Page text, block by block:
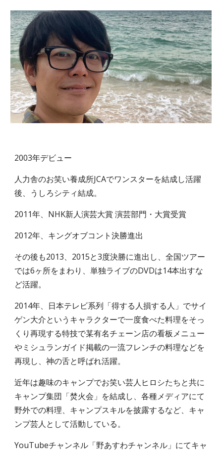
2003年デビュー
人力舎のお笑い養成所JCAでワンスターを結成し活躍
後、うしろシティ結成。
2011年、NHK新人演芸大賞 演芸部門・大賞受賞
2012年、キングオブコント決勝進出
その後も2013、2015と3度決勝に進出し、全国ツアー
では6ヶ所をまわり、単独ライブのDVDは14本出すな
ど活躍。
2014年、日本テレビ系列「得する人損する人」でサイ
ゲン大介というキャラクターで一度食べた料理をそっ
くり再現する特技で某有名チェーン店の看板メニュー
やミシュランガイド掲載の一流フレンチの料理などを
再現し、神の舌と呼ばれ活躍。
近年は趣味のキャンプでお笑い芸人ヒロシたちと共に
キャンプ集団「焚火会」を結成し、各種メディアにて
野外での料理、キャンプスキルを披露するなど、キャ
ンプ芸人として活動している。
YouTubeチャンネル「野あすわチャンネル」にてキャ